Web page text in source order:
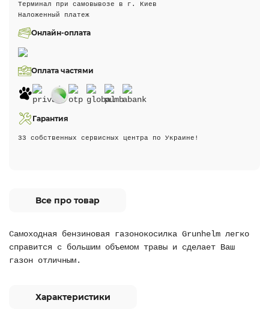
Терминал при самовывозе в г. Киев
Наложенный платеж
Онлайн-оплата
Оплата частями
Гарантия
33 собственных сервисных центра по Украине!
Все про товар
Самоходная бензиновая газонокосилка Grunhelm легко
справится с большим объемом травы и сделает Ваш
газон отличным.
Характеристики